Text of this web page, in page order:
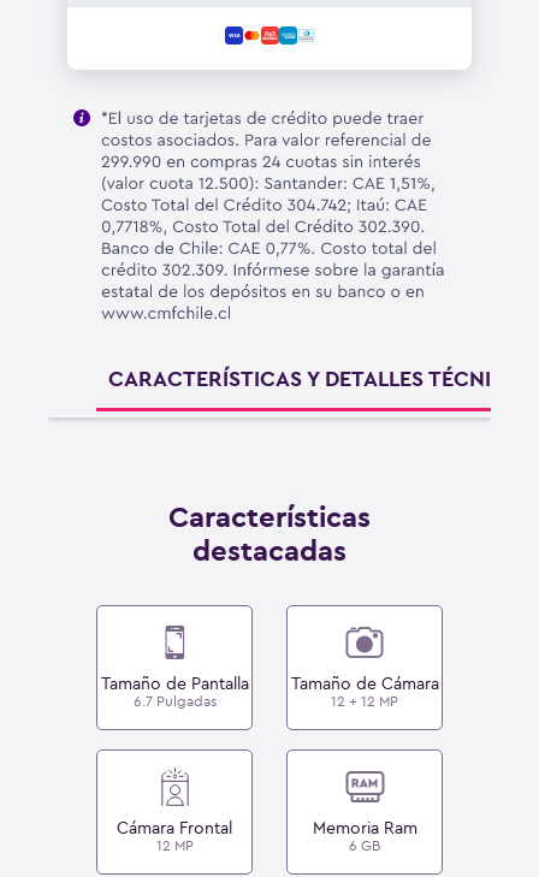
CARACTERÍSTICAS Y DETALLES TÉCNICOS
Características
destacadas
Tamaño de Pantalla
6.7 Pulgadas
Tamaño de Cámara
12 + 12 MP
Cámara Frontal
12 MP
Memoria Ram
6 GB